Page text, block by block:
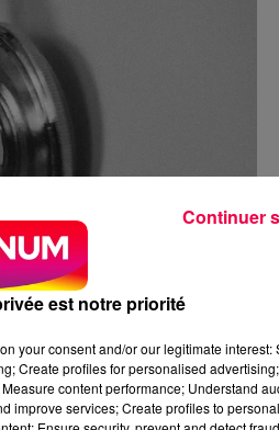
est notre priorité
your consent and/or our legitimate interest:
Create profiles for personalised
content performance; Understand
improve services; Create profiles to
Continuer